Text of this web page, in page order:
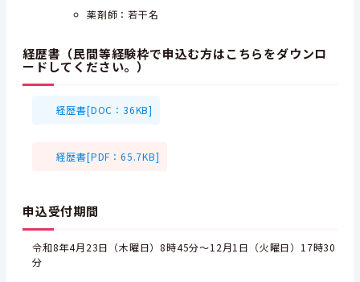
薬剤師：若干名
経歴書（民間等経験枠で申込む方はこちらをダウンロ
ードしてください。）
経歴書[DOC：36KB]
経歴書[PDF：65.7KB]
申込受付期間
令和8年4月23日（木曜日）8時45分～12月1日（火曜日）17時30
分